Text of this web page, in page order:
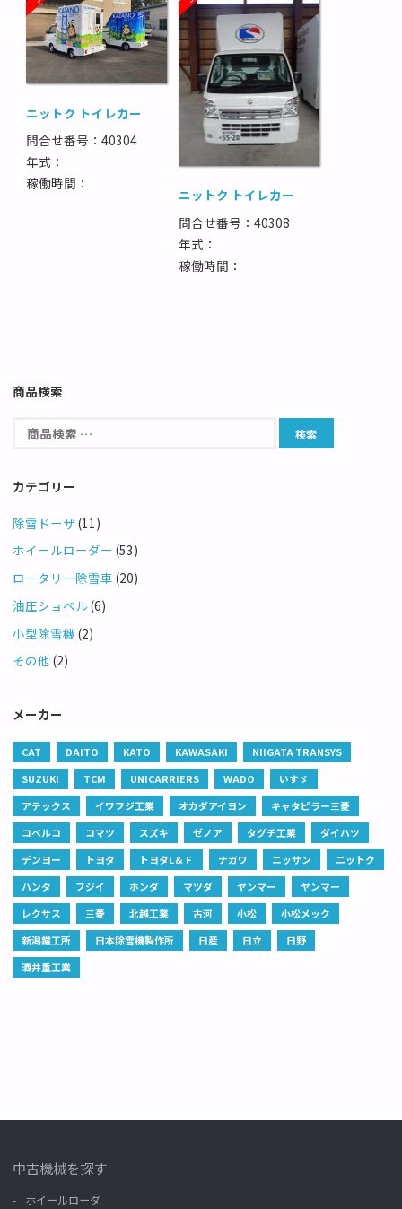
ニットク トイレカー
問合せ番号：40304
年式：
稼働時間：
ニットク トイレカー
問合せ番号：40308
年式：
稼働時間：
商品検索
カテゴリー
除雪ドーザ(11)
ホイールローダー (53)
ロータリー除雪車 (20)
油圧ショベル(6)
小型除雪機 (2)
その他 (2)
メーカー
CAT DAITO KATO KAWASAKI
NIIGATA TRANSYS
SUZUKI
TCM UNICARRIERS WADO
いすゞ
アテックス
イワフジ工業 オカダアイヨン
キャタピラー三菱
コベルコ
コマツ スズキ ゼノア タグチ工業
ダイハツ
デンヨー
トヨタ トヨタL＆Ｆ ナガワ ニッサン
ニットク
ハンタ
フジイ ホンダ マツダ ヤンマー
ヤンマー
レクサス
三菱 北越工業 古河 小松
小松メック
新潟鐵工所
日本除雪機製作所 日産 日立
日野
酒井重工業
中古機械を探す
ホイールローダ